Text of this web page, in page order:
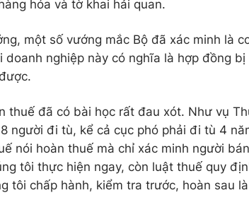
hóa và tờ khai hải quan.
một số vướng mắc Bộ đã xác minh là
doanh nghiệp này có nghĩa là hợp đồng
thuế đã có bài học rất đau xót. Như vụ
người đi tù, kể cả cục phó phải đi tù 4
nói hoàn thuế mà chỉ xác minh người
tôi thực hiện ngay, còn luật thuế quy
tôi chấp hành, kiểm tra trước, hoàn sau